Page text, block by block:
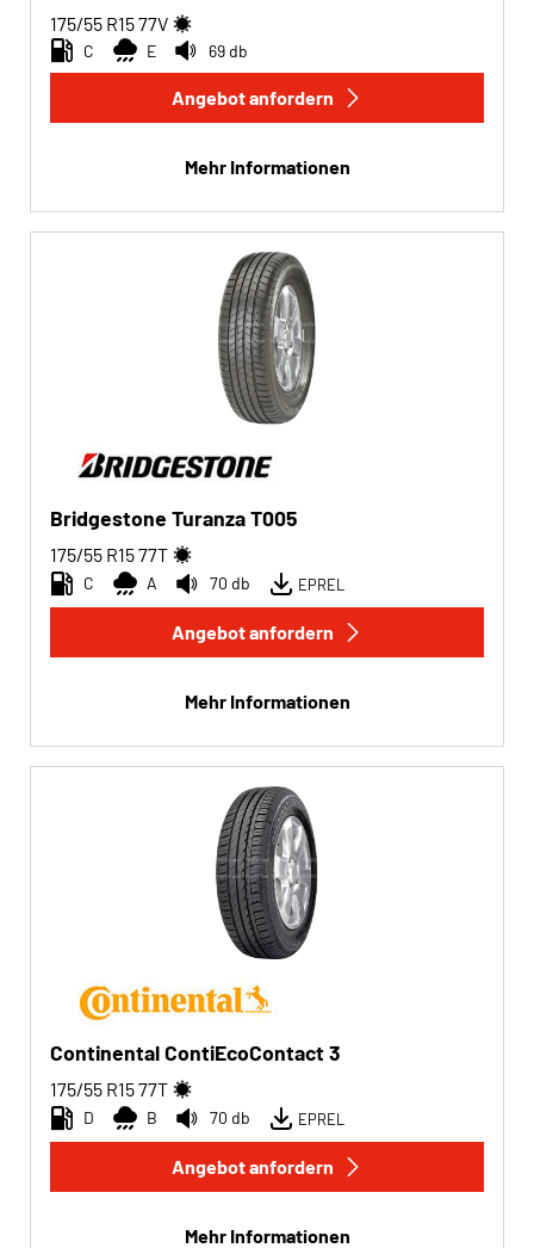
175/55 R1577V
C E 69 db
Angebot anfordern
Mehr Informationen
Bridgestone Turanza T005
175/55 R1577T
C A 70 db EPREL
Angebot anfordern
Mehr Informationen
Continental ContiEcoContact 3
175/55 R1577T
D B 70 db EPREL
Angebot anfordern
Mehr Informationen